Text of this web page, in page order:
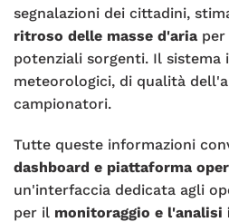
segnalazioni dei cittadini,
ritroso delle masse d'aria
potenziali sorgenti. Il
meteorologici, di qualità
campionatori.
Tutte queste informazioni
dashboard e piattaforma
un'interfaccia dedicata agli
per il monitoraggio e l'analisi